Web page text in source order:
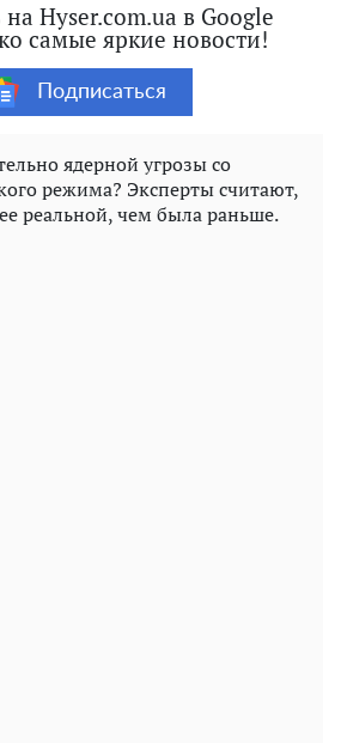
Hyser.com.ua в Google
самые яркие новости!
Подписаться
ядерной угрозы со
режима? Эксперты считают,
реальной, чем была раньше.